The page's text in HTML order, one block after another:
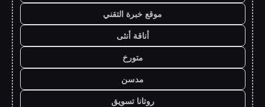
موقع خبرة التقني
أناقة أنثى
متورخ
مدسن
روتانا تسويق